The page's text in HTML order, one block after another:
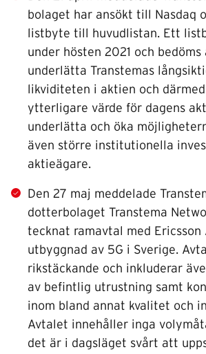
bolaget har ansökt till Nasdaq
listbyte till huvudlistan. Ett
under hösten 2021 och
underlätta Transtemas
likviditeten i aktien och
ytterligare värde för dagens
underlätta och öka
även större institutionella
aktieägare.
Den 27 maj meddelade
dotterbolaget Transtema
tecknat ramavtal med Ericsson
utbyggnad av 5G i Sverige.
rikstäckande och inkluderar
av befintlig utrustning samt
inom bland annat kvalitet och
Avtalet innehåller inga
det är i dagsläget svårt att